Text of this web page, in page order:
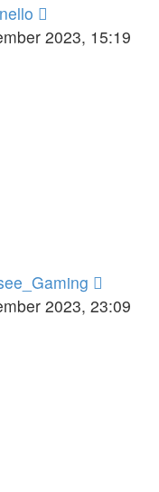
2023, 15:19
2023, 23:09